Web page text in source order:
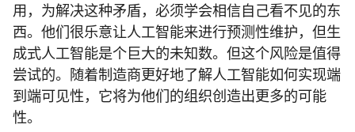
用，为解决这种矛盾，必须学会相信自己看不见的东
西。他们很乐意让人工智能来进行预测性维护，但生
成式人工智能是个巨大的未知数。但这个风险是值得
尝试的。随着制造商更好地了解人工智能如何实现端
到端可见性，它将为他们的组织创造出更多的可能
性。